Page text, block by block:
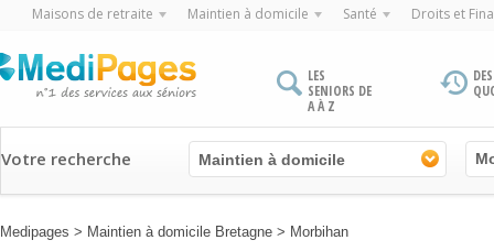
Maisons de retraite Maintien à domicile Santé Droits et
LES
SENIORS DE
A À Z
Votre recherche Maintien à domicile
Medipages > Maintien à domicile Bretagne > Morbihan